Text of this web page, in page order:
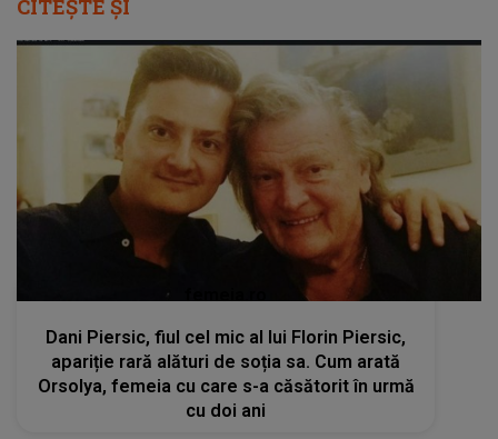
CITEȘTE ȘI
Dani Piersic, fiul cel mic al lui Florin Piersic,
apariție rară alături de soția sa. Cum arată
Orsolya, femeia cu care s-a căsătorit în urmă
cu doi ani